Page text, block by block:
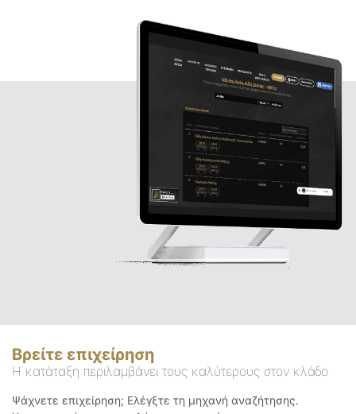
Βρείτε επιχείρηση
Η κατάταξη περιλαμβάνει τους καλύτερους στον κλάδο
Ψάχνετε επιχείρηση; Ελέγξτε τη μηχανή αναζήτησης.